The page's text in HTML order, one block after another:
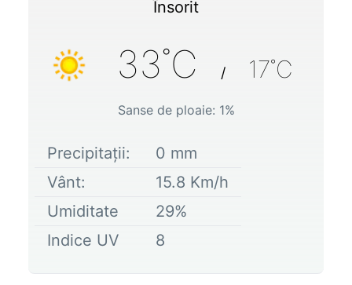
Însorit
33˚C / 17˚C
Sanse de ploaie: 1%
Precipitații: 0 mm
Vânt:
15.8 Km/h
Umiditate
29%
Indice UV
8